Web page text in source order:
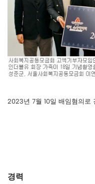
2023년 7월 10일 배임혐의로
경력